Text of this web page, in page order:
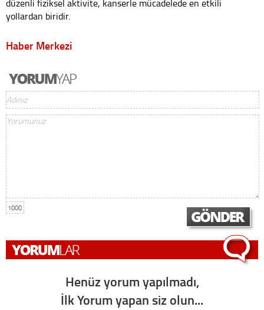
düzenli fiziksel aktivite, kanserle mücadelede en etkili
yollardan biridir.
Haber Merkezi
1000
Henüz yorum yapılmadı,
İlk Yorum yapan siz olun...